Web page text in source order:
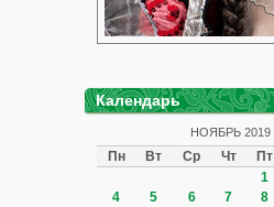
Календарь
НОЯБРЬ 2019
Пн Вт Ср Чт Пт
1
4
5 6 7 8